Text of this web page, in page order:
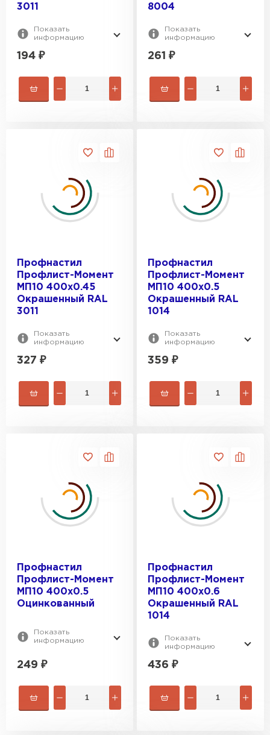
3011
Показать
информацию
194 ₽
8004
Показать
информацию
261 ₽
Профнастил
Профлист-Момент
МП10 400х0.45
Окрашенный RAL
3011
Показать
информацию
327 ₽
Профнастил
Профлист-Момент
МП10 400х0.5
Окрашенный RAL
1014
Показать
информацию
359 ₽
Профнастил
Профлист-Момент
МП10 400х0.5
Оцинкованный
Показать
информацию
249 ₽
Профнастил
Профлист-Момент
МП10 400х0.6
Окрашенный RAL
1014
Показать
информацию
436 ₽